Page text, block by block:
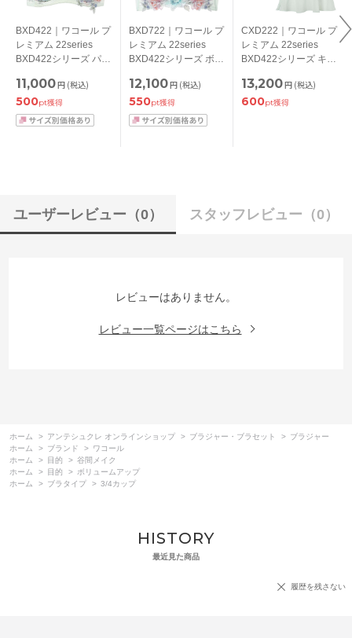
BXD422｜ワコール プ
レミアム 22series
BXD422シリーズ パー
ブラ ブラジャー単品
BCDEFGHIカップ ア
ンダー
65/70/75/80/85cm
11,000円 (税込)
500pt獲得
BXD722｜ワコール プ
レミアム 22series
BXD422シリーズ ボリ
ラジャー単品 CDEFカ
ップ アンダー
65/70/75cm
12,100円 (税込)
550pt獲得
CXD222｜ワコール プ
レミアム 22series
BXD422シリーズ キャ
13,200円 (税込)
600pt獲得
ユーザーレビュー （0） スタッフレビュー （0）
レビューはありません。
レビュー一覧ページはこちら
ホーム > アンテシュクレ オンラインショップ > ブラジャー・ブラセット > ブラジャー
ホーム
> ブランド > ワコール
ホーム
> 目的 > 谷間メイク
ホーム
> 目的 > ボリュームアップ
ホーム
> ブラタイプ > 3/4カップ
HISTORY
最近見た商品
履歴を残さない